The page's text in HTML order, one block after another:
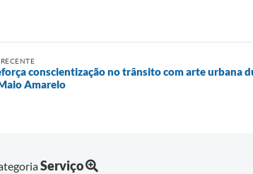
conscientização no trânsito com arte urbana
Amarelo
Serviço